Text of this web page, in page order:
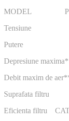
MODEL
Tensiune
Depresiune
Debit maxim
Suprafata
Eficienta filtru